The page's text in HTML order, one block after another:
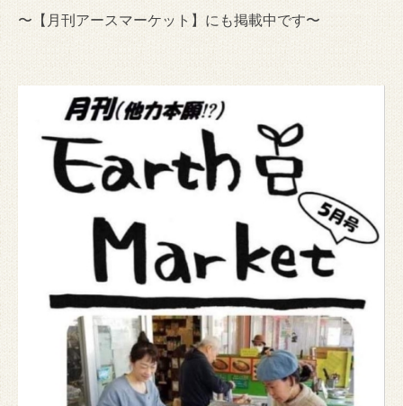
〜【月刊アースマーケット】にも掲載中です〜